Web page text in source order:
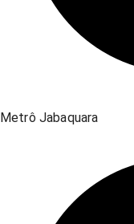
Metrô Jabaquara